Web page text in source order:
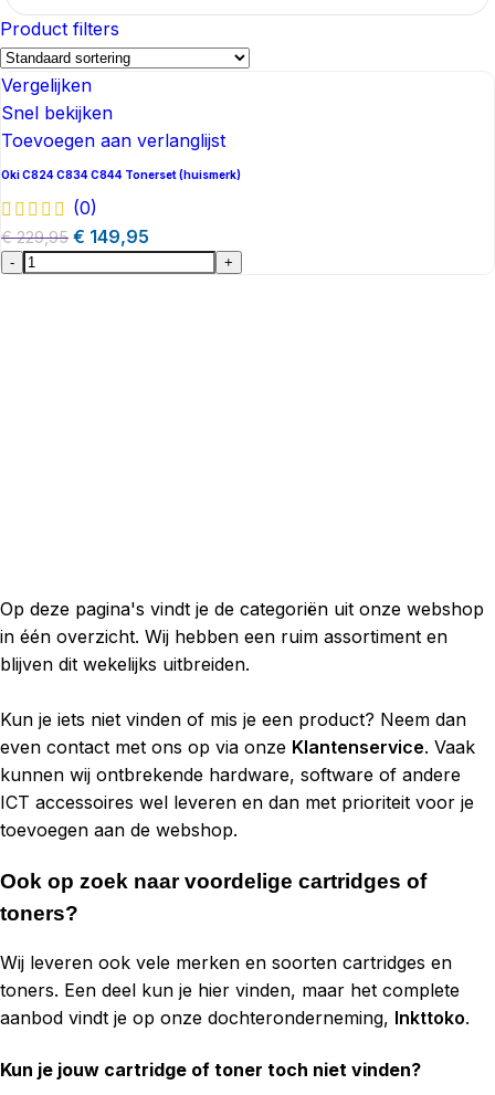
Product filters
Vergelijken
Snel bekijken
Toevoegen aan verlanglijst
Oki C824 C834 C844 Tonerset (huismerk)
(0)
€229,95 € 149,95
- +
Op deze pagina's vindt je de categoriën uit onze webshop
in één overzicht. Wij hebben een ruim assortiment en
blijven dit wekelijks uitbreiden.
Kun je iets niet vinden of mis je een product? Neem dan
even contact met ons op via onze Klantenservice. Vaak
kunnen wij ontbrekende hardware, software of andere
ICT accessoires wel leveren en dan met prioriteit voor je
toevoegen aan de webshop.
Ook op zoek naar voordelige cartridges of
toners?
Wij leveren ook vele merken en soorten cartridges en
toners. Een deel kun je hier vinden, maar het complete
aanbod vindt je op onze dochteronderneming, Inkttoko.
Kun je jouw cartridge of toner toch niet vinden?